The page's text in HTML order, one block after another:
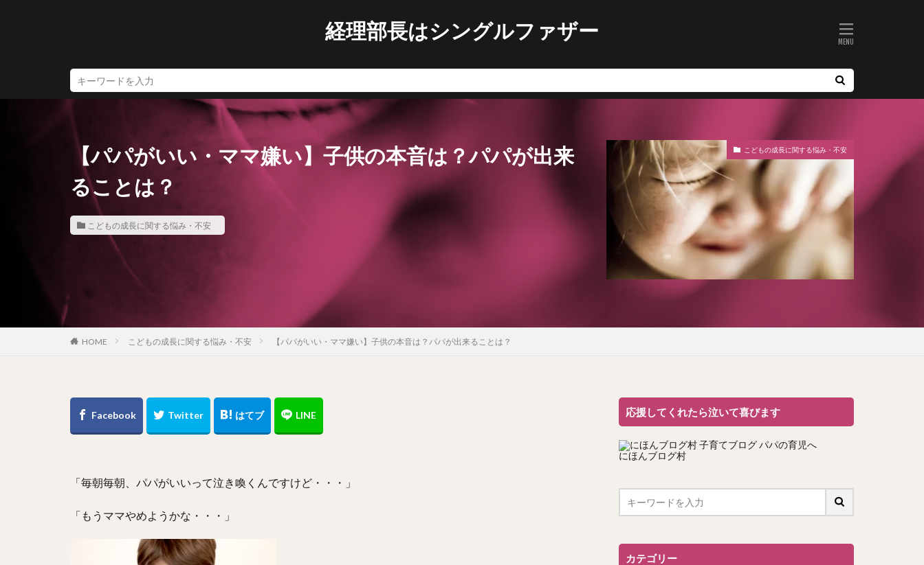
経理部長はシングルファザー
【パパがいい・ママ嫌い】子供の本音は？パパが出来
ることは？
こどもの成長に関する悩み・不安
こどもの成長に関する悩み・不安
HOME こどもの成長に関する悩み・不安 【パパがいい・ママ嫌い】子供の本音は？パパが出来ることは？
「毎朝毎朝、パパがいいって泣き喚くんですけど・・・」
「もうママやめようかな・・・」
応援してくれたら泣いて喜びます
にほんブログ村
カテゴリー